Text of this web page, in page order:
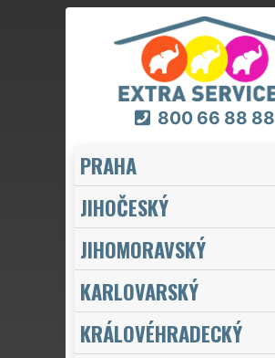
800 66 88 88
PRAHA
JIHOČESKÝ
JIHOMORAVSKÝ
KARLOVARSKÝ
KRÁLOVÉHRADECKÝ